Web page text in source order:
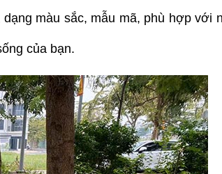
màu sắc, mẫu mã, phù hợp với
của bạn.